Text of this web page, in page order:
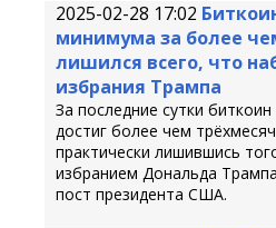
2025-02-28 17:02
минимума за более
лишился всего, что
избрания Трампа
За последние сутки
достиг более чем
практически лишившись
избранием Дональда
пост президента США.